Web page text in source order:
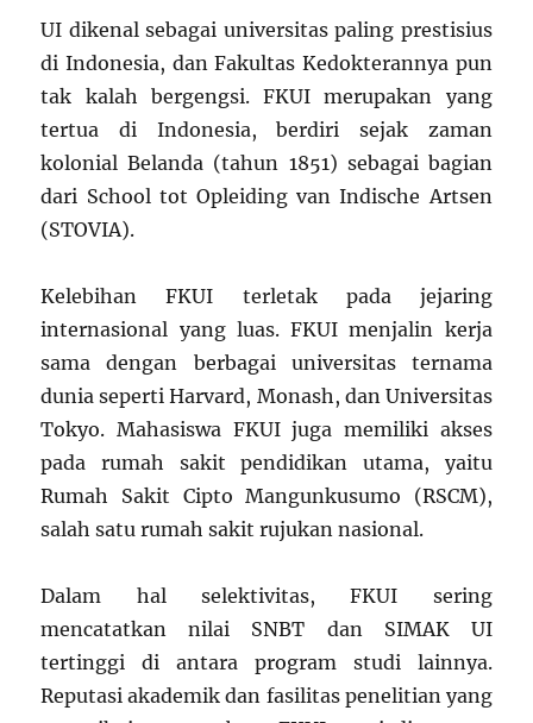
UI dikenal sebagai universitas paling prestisius
di Indonesia, dan Fakultas Kedokterannya pun
tak kalah bergengsi. FKUI merupakan yang
tertua di Indonesia, berdiri sejak zaman
kolonial Belanda (tahun 1851) sebagai bagian
dari School tot Opleiding van Indische Artsen
(STOVIA).
Kelebihan FKUI terletak pada jejaring
internasional yang luas. FKUI menjalin kerja
sama dengan berbagai universitas ternama
dunia seperti Harvard, Monash, dan Universitas
Tokyo. Mahasiswa FKUI juga memiliki akses
pada rumah sakit pendidikan utama, yaitu
Rumah Sakit Cipto Mangunkusumo (RSCM),
salah satu rumah sakit rujukan nasional.
Dalam hal selektivitas, FKUI sering
mencatatkan nilai SNBT dan SIMAK UI
tertinggi di antara program studi lainnya.
Reputasi akademik dan fasilitas penelitian yang